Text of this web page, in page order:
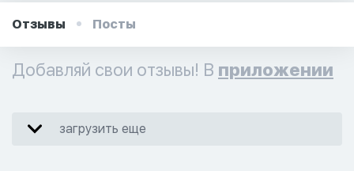
Отзывы Посты
Добавляй свои отзывы! В приложении
загрузить еще